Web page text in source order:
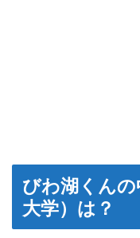
びわ湖くんの
大学）は？